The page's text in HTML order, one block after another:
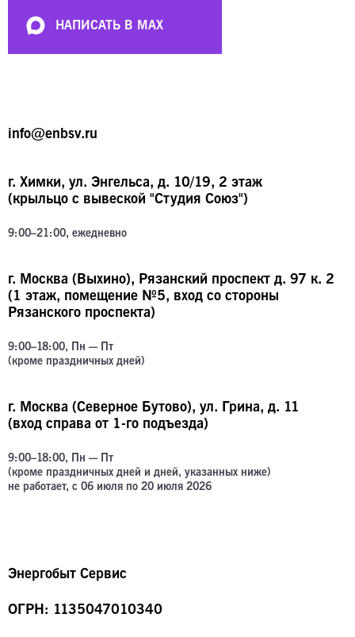
НАПИСАТЬ В MAX
info@enbsv.ru
г. Химки, ул. Энгельса, д. 10/19, 2 этаж
(крыльцо с вывеской "Студия Союз")
9:00–21:00, ежедневно
г. Москва (Выхино), Рязанский проспект д. 97 к. 2
(1 этаж, помещение №5, вход со стороны
Рязанского проспекта)
9:00–18:00, Пн — Пт
(кроме праздничных дней)
г. Москва (Северное Бутово), ул. Грина, д. 11
(вход справа от 1-го подъезда)
9:00–18:00, Пн — Пт
(кроме праздничных дней и дней, указанных ниже)
не работает, с 06 июля по 20 июля 2026
Энергобыт Сервис
ОГРН: 1135047010340